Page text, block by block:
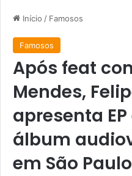
Início / Famosos
Famosos
Após feat
Mendes,
apresenta
álbum
em São Paulo